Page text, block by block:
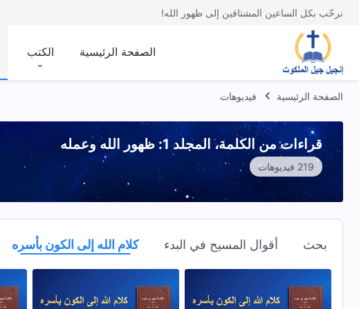
نرحّب بكل الساعين المشتاقين إلى ظهور الله!
الصفحة الرئيسية الكتب
الصفحة الرئيسية فيديوهات
قراءات من الكلمة، المجلد 1: ظهور الله وعمله
219 فيديوهات
بحث أقوال المسيح في البدء كلام الله إلى الكون بأسره